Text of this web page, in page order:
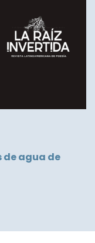
de